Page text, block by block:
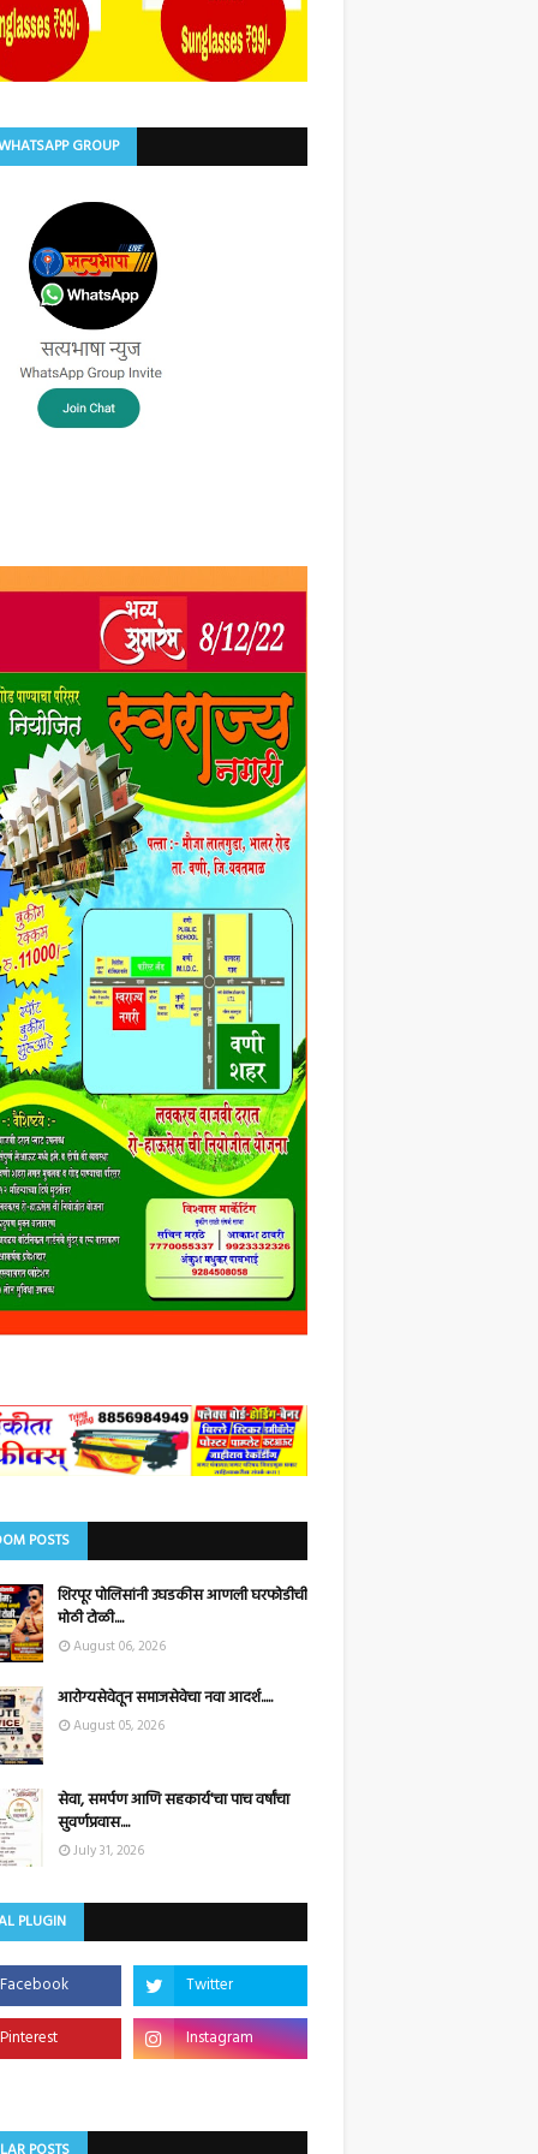
GROUP
POSTS
शिरपूर पोलिसांनी उघडकीस आणली घरफोडीची
मोठी टोळी....
August 06, 2026
आरोग्यसेवेतून समाजसेवेचा नवा आदर्श.....
August 05, 2026
सेवा, समर्पण आणि सहकार्य'चा पाच वर्षांचा
सुवर्णप्रवास....
July 31, 2026
PLUGIN